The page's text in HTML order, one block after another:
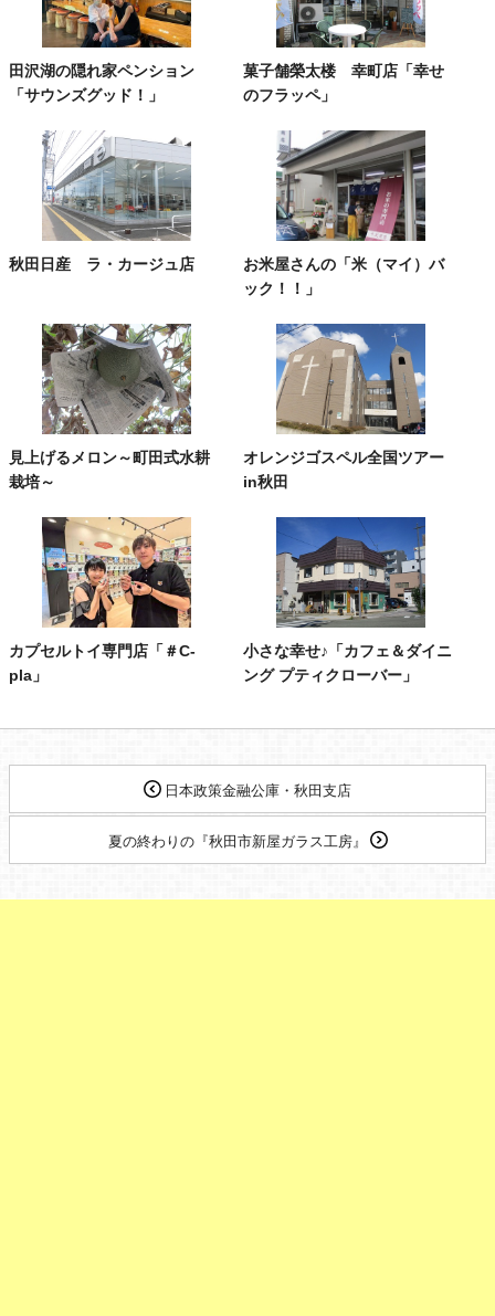
田沢湖の隠れ家ペンション
「サウンズグッド！」
菓子舗榮太楼 幸町店「幸せ
のフラッペ」
秋田日産 ラ・カージュ店
お米屋さんの「米（マイ）バ
ック！！」
見上げるメロン～町田式水耕
栽培～
オレンジゴスペル全国ツアー
in秋田
カプセルトイ専門店「＃C-
pla」
小さな幸せ♪「カフェ＆ダイニ
ング プティクローバー」
日本政策金融公庫・秋田支店
夏の終わりの『秋田市新屋ガラス工房』